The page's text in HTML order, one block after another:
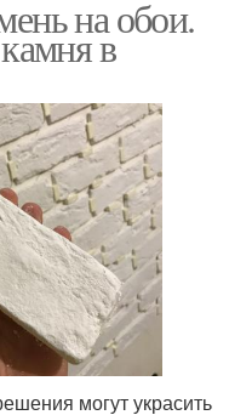
на обои.
в
могут украсить